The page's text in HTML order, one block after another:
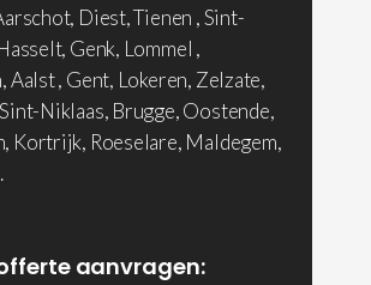
Diest, Tienen , Sint-
Genk, Lommel ,
Aalst , Gent, Lokeren, Zelzate,
Niklaas, Brugge, Oostende,
Kortrijk, Roeselare, Maldegem,
aanvragen: